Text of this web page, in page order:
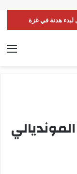
هدنة في غزة